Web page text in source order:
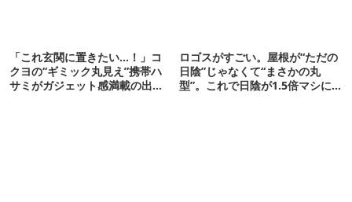
「これ玄関に置きたい…！」コ
クヨの“ギミック丸見え”携帯ハ
サミがガジェット感満載の出来
ロゴスがすごい。屋根が“ただの
日陰”じゃなくて“まさかの丸
型”。これで日陰が1.5倍マシに